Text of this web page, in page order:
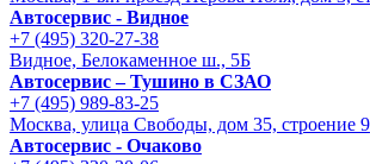
Автосервис - Видное
+7 (495) 320-27-38
Видное, Белокаменное ш., 5Б
Автосервис – Тушино в СЗАО
+7 (495) 989-83-25
Москва, улица Свободы, дом 35, строение 9
Автосервис - Очаково